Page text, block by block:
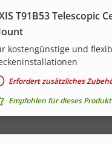
T91B53 Telescopic
kostengünstige und
Erfordert zusätzliches
Empfohlen für dieses Produkt